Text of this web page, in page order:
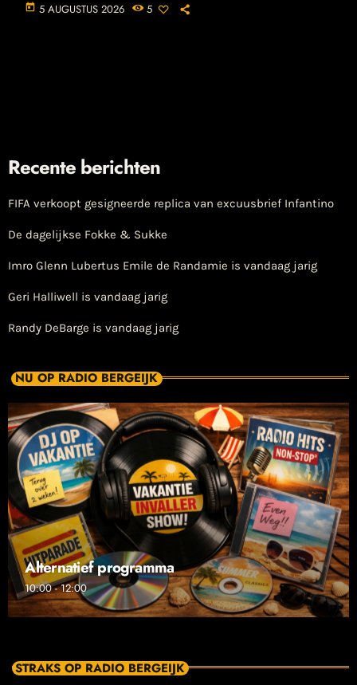
today 5 AUGUSTUS 2026 5
Recente berichten
FIFA verkoopt gesigneerde replica van excuusbrief Infantino
De dagelijkse Fokke & Sukke
Imro Glenn Lubertus Emile de Randamie is vandaag jarig
Geri Halliwell is vandaag jarig
Randy DeBarge is vandaag jarig
NU OP RADIO BERGEIJK
Alternatief programma
10:00 - 12:00
STRAKS OP RADIO BERGEIJK